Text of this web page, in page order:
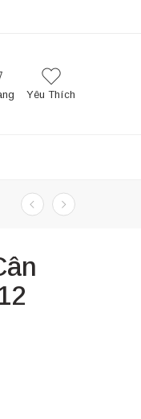
Yêu Thích